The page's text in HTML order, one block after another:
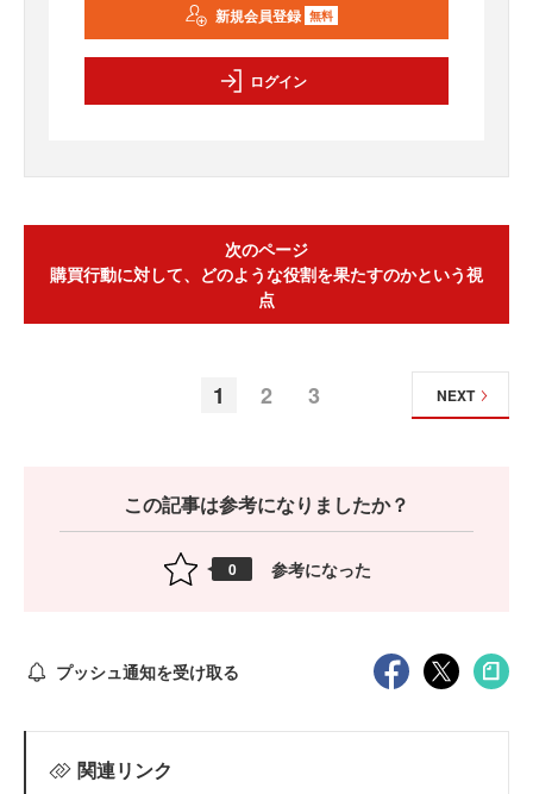
新規会員登録 無料
ログイン
次のページ
購買行動に対して、どのような役割を果たすのかという視
点
1 2 3 NEXT
この記事は参考になりましたか？
0 参考になった
プッシュ通知を受け取る
関連リンク